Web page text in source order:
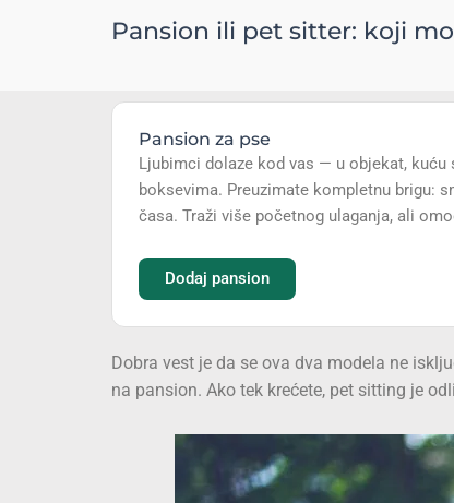
Pansion ili pet sitter: koji
Pansion za pse
Ljubimci dolaze kod vas — u objekat,
boksevima. Preuzimate kompletnu brigu:
časa. Traži više početnog ulaganja, ali
Dodaj pansion
Dobra vest je da se ova dva modela ne
na pansion. Ako tek krećete, pet sitting je